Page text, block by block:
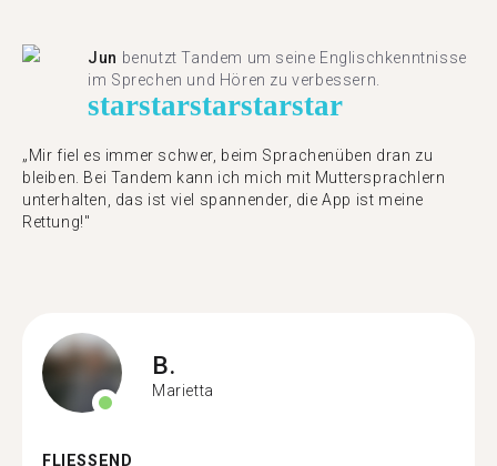
Jun benutzt Tandem um seine Englischkenntnisse
im Sprechen und Hören zu verbessern.
starstarstarstarstar
„Mir fiel es immer schwer, beim Sprachenüben dran zu
bleiben. Bei Tandem kann ich mich mit Muttersprachlern
unterhalten, das ist viel spannender, die App ist meine
Rettung!"
B.
Marietta
FLIESSEND